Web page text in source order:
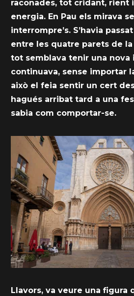
raconades, tot cridant, rient
energia. En Pau els mirava
interrompre’s. S’havia
entre les quatre parets de la
tot semblava tenir una nova
continuava, sense importar
això el feia sentir un cert
hagués arribat tard a una
sabia com comportar-se.
Llavors, va veure una figura